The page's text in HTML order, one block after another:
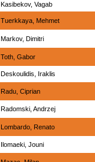
Kasibekov, Vagab
Tuerkkaya, Mehmet
Markov, Dimitri
Toth, Gabor
Deskoulidis, Iraklis
Radu, Ciprian
Radomski, Andrzej
Lombardo, Renato
Ilomaeki, Jouni